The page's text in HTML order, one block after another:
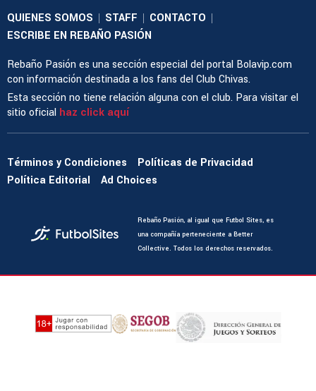
QUIENES SOMOS | STAFF | CONTACTO |
ESCRIBE EN REBAÑO PASIÓN
Rebaño Pasión es una sección especial del portal Bolavip.com
con información destinada a los fans del Club Chivas.
Esta sección no tiene relación alguna con el club. Para visitar el
sitio oficial haz click aquí
Términos y Condiciones
Políticas de Privacidad
Política Editorial
Ad Choices
Rebaño Pasión, al igual que Futbol Sites, es
una compañía perteneciente a Better
Collective. Todos los derechos reservados.